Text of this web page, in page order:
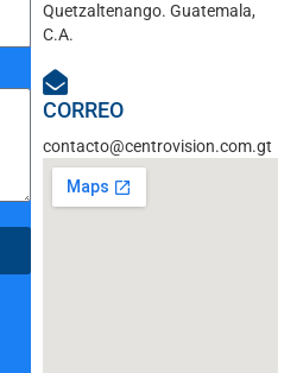
Quetzaltenango. Guatemala,
C.A.
CORREO
contacto@centrovision.com.gt